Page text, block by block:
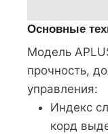
Основные
Модель
прочность,
управления:
Индекс
корд